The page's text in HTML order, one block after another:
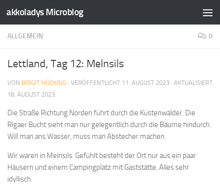
Zum Inhalt springen
akkoladys Microblog
ALLGEMEIN 0
Lettland, Tag 12: Melnsils
VON BIRGIT HÜCKING · VERÖFFENTLICHT 11. AUGUST 2023 · AKTUALISIERT
18. AUGUST 2023
Die Straße Richtung Norden führt durch die Küstenwälder. Die
Rigaer Bucht sieht man nur gelegentlich durch die Bäume hindurch.
Will man ans Wasser, muss man Abstecher machen.
Wir waren in Melnsils. Gefühlt besteht der Ort nur aus ein paar
Häusern und einem Campingplatz mit Gaststätte. Alles sehr
idyllisch.